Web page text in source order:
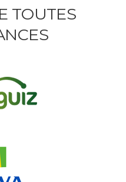
TOUTES